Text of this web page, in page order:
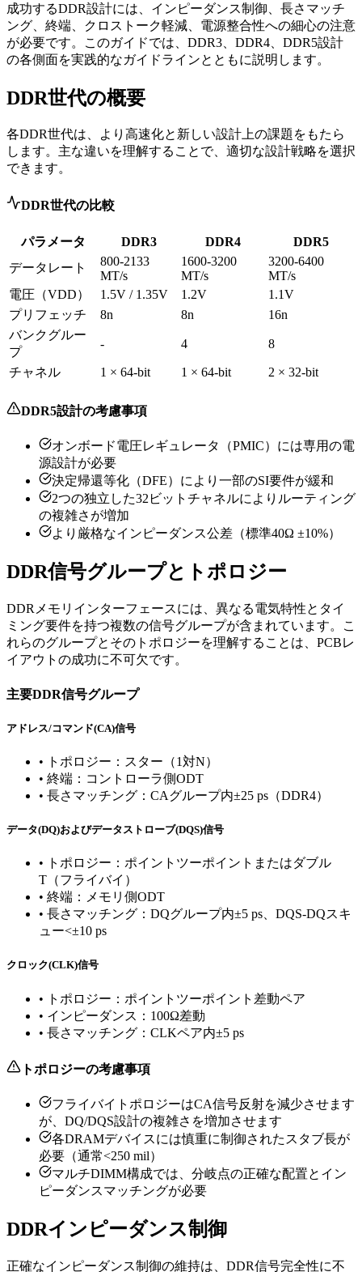
成功するDDR設計には、インピーダンス制御、長さマッチ
ング、終端、クロストーク軽減、電源整合性への細心の注意
が必要です。このガイドでは、DDR3、DDR4、DDR5設計
の各側面を実践的なガイドラインとともに説明します。
DDR世代の概要
各DDR世代は、より高速化と新しい設計上の課題をもたら
します。主な違いを理解することで、適切な設計戦略を選択
できます。
DDR世代の比較
パラメータ DDR3 DDR4
DDR5
データレート
800-2133
MT/s
1600-3200
MT/s
3200-6400
MT/s
電圧（VDD）
1.5V / 1.35V 1.2V
1.1V
プリフェッチ
8n 8n
16n
バンクグルー
プ
- 4 8
チャネル 1 × 64-bit 1 × 64-bit 2 × 32-bit
DDR5設計の考慮事項
オンボード電圧レギュレータ（PMIC）には専用の電
源設計が必要
決定帰還等化（DFE）により一部のSI要件が緩和
2つの独立した32ビットチャネルによりルーティング
の複雑さが増加
より厳格なインピーダンス公差（標準40Ω ±10%）
DDR信号グループとトポロジー
DDRメモリインターフェースには、異なる電気特性とタイ
ミング要件を持つ複数の信号グループが含まれています。こ
れらのグループとそのトポロジーを理解することは、PCBレ
イアウトの成功に不可欠です。
主要DDR信号グループ
アドレス/コマンド(CA)信号
•
トポロジー：スター（1対N）
• 終端：コントローラ側ODT
• 長さマッチング：CAグループ内±25 ps（DDR4）
データ(DQ)およびデータストローブ(DQS)信号
•
トポロジー：ポイントツーポイントまたはダブル
T（フライバイ）
• 終端：メモリ側ODT
• 長さマッチング：DQグループ内±5 ps、DQS-DQスキ
ュー<±10 ps
クロック(CLK)信号
•
トポロジー：ポイントツーポイント差動ペア
• インピーダンス：100Ω差動
• 長さマッチング：CLKペア内±5 ps
トポロジーの考慮事項
フライバイトポロジーはCA信号反射を減少させます
が、DQ/DQS設計の複雑さを増加させます
各DRAMデバイスには慎重に制御されたスタブ長が
必要（通常<250 mil）
マルチDIMM構成では、分岐点の正確な配置とイン
ピーダンスマッチングが必要
DDRインピーダンス制御
正確なインピーダンス制御の維持は、DDR信号完全性に不